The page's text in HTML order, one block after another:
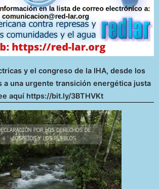
y el congreso de la IHA, desde los
a una urgente transición energética justa
aquí https://bit.ly/3BTHVKt